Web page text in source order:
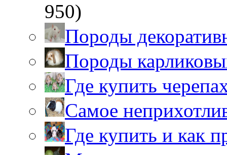
950)
Породы
Породы
Где купить
Самое
Где купить и как